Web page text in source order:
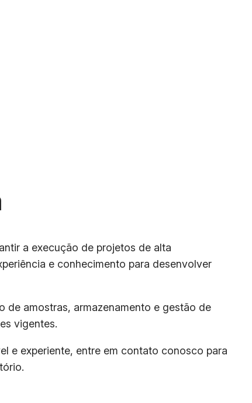
a execução de projetos de alta
e conhecimento para desenvolver
de amostras, armazenamento e gestão de
vigentes.
e experiente, entre em contato conosco para